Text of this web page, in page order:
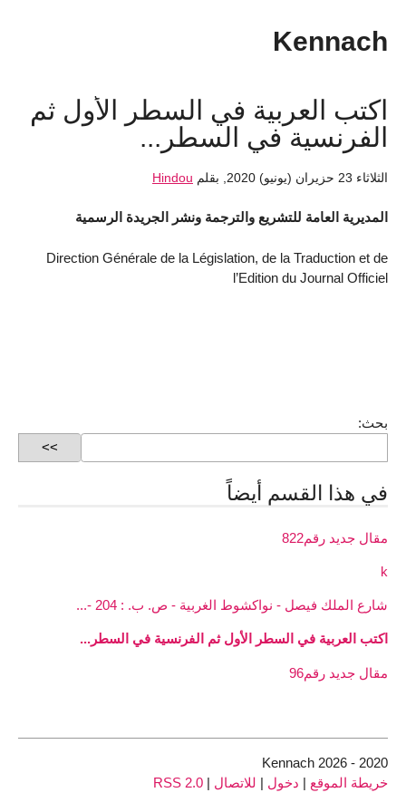
Kennach
اكتب العربية في السطر الأول ثم
الفرنسية في السطر...
الثلاثاء 23 حزيران (يونيو) 2020 بقلم Hindou
المديرية العامة للتشريع والترجمة ونشر الجريدة الرسمية
Direction Générale de la Législation, de la Traduction et de
l’Edition du Journal Officiel
بحث:
في هذا القسم أيضاً
مقال جديد رقم822
k
شارع الملك فيصل - نواكشوط الغربية - ص. ب. : 204 -...
اكتب العربية في السطر الأول ثم الفرنسية في السطر...
مقال جديد رقم96
2020 - 2026 Kennach
خريطة الموقع | دخول | للاتصال |
RSS 2.0